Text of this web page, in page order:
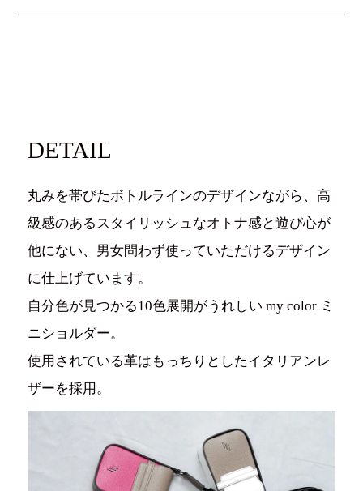
DETAIL
丸みを帯びたボトルラインのデザインながら、高
級感のあるスタイリッシュなオトナ感と遊び心が
他にない、男女問わず使っていただけるデザイン
に仕上げています。
自分色が見つかる10色展開がうれしい my color ミ
ニショルダー。
使用されている革はもっちりとしたイタリアンレ
ザーを採用。